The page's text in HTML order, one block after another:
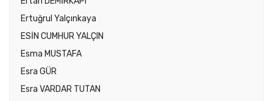
Ertuğrul Yalçınkaya
ESİN CUMHUR YALÇIN
Esma MUSTAFA
Esra GÜR
Esra VARDAR TUTAN